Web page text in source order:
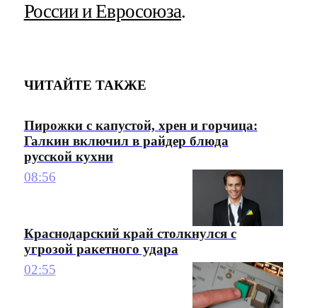
России и Евросоюза.
ЧИТАЙТЕ ТАКЖЕ
Пирожки с капустой, хрен и горчица:
Галкин включил в райдер блюда
русской кухни
08:56
Краснодарский край столкнулся с
угрозой ракетного удара
02:55